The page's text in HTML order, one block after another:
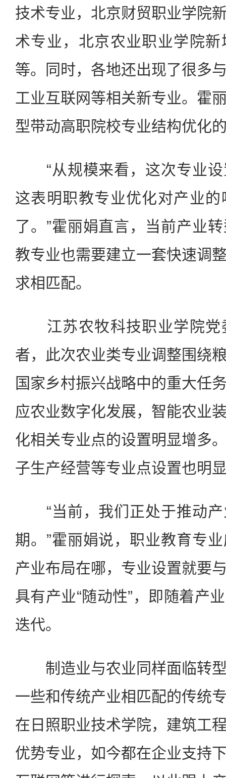
技术专业，北京财贸职业学院
术专业，北京农业职业学院
等。同时，各地还出现了很多
工业互联网等相关新专业。霍
型带动高职院校专业结构优化
“从规模来看，这次专业设
这表明职教专业优化对产业
了。”霍丽娟直言，当前产业
教专业也需要建立一套快速调
求相匹配。
江苏农牧科技职业学院党
者，此次农业类专业调整围绕
国家乡村振兴战略中的重大任
应农业数字化发展，智能农业
化相关专业点的设置明显增多
子生产经营等专业点设置也明
“当前，我们正处于推动产
期。”霍丽娟说，职业教育专
产业布局在哪，专业设置就要
具有产业“随动性”，即随着产
迭代。
制造业与农业同样面临转型
一些和传统产业相匹配的传统
在日照职业技术学院，建筑工
优势专业，如今都在企业支持